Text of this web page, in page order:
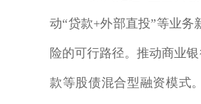
动“贷款+外部直投”等业
险的可行路径。推动商业
款等股债混合型融资模式